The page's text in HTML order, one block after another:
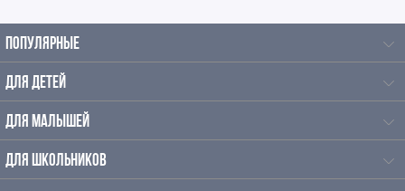
ПОПУЛЯРНЫЕ
ДЛЯ ДЕТЕЙ
ДЛЯ МАЛЫШЕЙ
ДЛЯ ШКОЛЬНИКОВ